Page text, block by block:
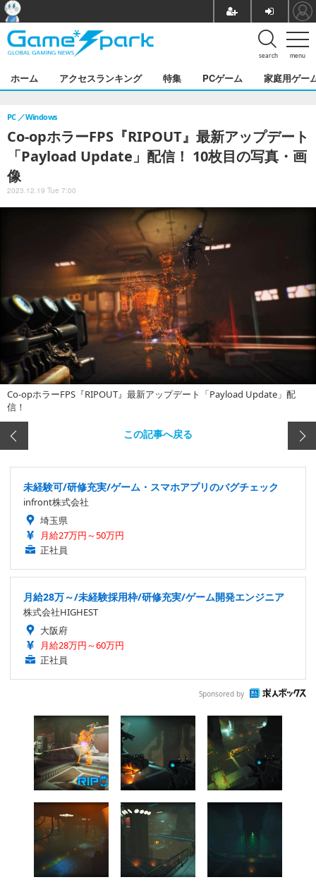
menu
search
ホーム アクセスランキング 特集 PCゲーム 家庭用ゲー
Co-opホラーFPS『RIPOUT』最新アップデート
「Payload Update」配信！ 10枚目の写真・画
像
PC Windows
2023.12.19 Tue 7:00
Co-opホラーFPS『RIPOUT』最新アップデート「Payload Update」配
信！
この記事へ戻る
未経験可/研修充実/ゲーム・スマホアプリのバグチェック
infront株式会社
埼玉県
月給27万円～50万円
正社員
月給28万～/未経験採用枠/研修充実/ゲーム開発エンジニア
株式会社HIGHEST
大阪府
月給28万円～60万円
正社員
Sponsored by